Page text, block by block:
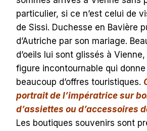
particulier, si ce n’est celui de
de Sissi. Duchesse en Bavière
d’Autriche par son mariage.
d’oeils lui sont glissés à Vienne,
figure incontournable qui
beaucoup d’offres touristiques.
portrait de l’impératrice sur
d’assiettes ou d’accessoires
Les boutiques souvenirs sont